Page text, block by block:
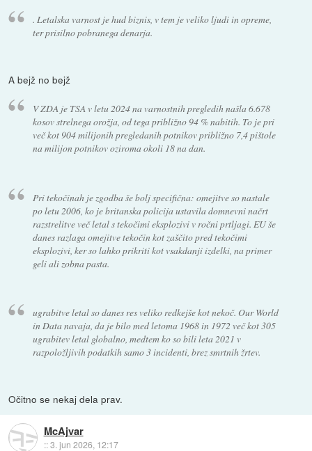
. Letalska varnost je hud biznis, v tem je veliko ljudi in opreme,
ter prisilno pobranega denarja.
A bejž no bejž
V ZDA je TSA v letu 2024 na varnostnih pregledih našla 6.678
kosov strelnega orožja, od tega približno 94 % nabitih. To je pri
več kot 904 milijonih pregledanih potnikov približno 7,4 pištole
na milijon potnikov oziroma okoli 18 na dan.
Pri tekočinah je zgodba še bolj specifična: omejitve so nastale
po letu 2006, ko je britanska policija ustavila domnevni načrt
razstrelitve več letal s tekočimi eksplozivi v ročni prtljagi. EU še
danes razlaga omejitve tekočin kot zaščito pred tekočimi
eksplozivi, ker so lahko prikriti kot vsakdanji izdelki, na primer
geli ali zobna pasta.
ugrabitve letal so danes res veliko redkejše kot nekoč. Our World
in Data navaja, da je bilo med letoma 1968 in 1972 več kot 305
ugrabitev letal globalno, medtem ko so bili leta 2021 v
razpoložljivih podatkih samo 3 incidenti, brez smrtnih žrtev.
Očitno se nekaj dela prav.
McAjvar
::3. jun 2026, 12:17